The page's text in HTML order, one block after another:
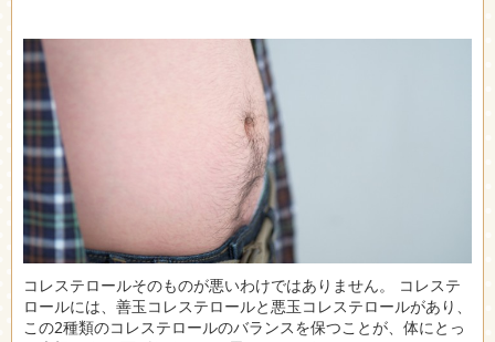
コレステロールそのものが悪いわけではありません。 コレステ
ロールには、善玉コレステロールと悪玉コレステロールがあり、
この2種類のコレステロールのバランスを保つことが、体にとっ